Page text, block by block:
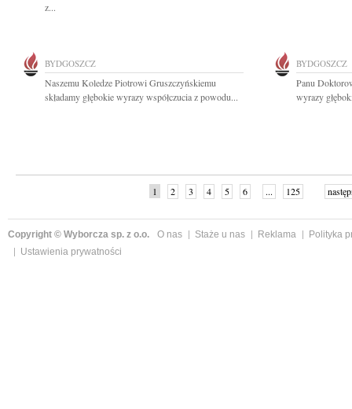
z...
BYDGOSZCZ
Naszemu Koledze Piotrowi Gruszczyńskiemu
składamy głębokie wyrazy współczucia z powodu...
BYDGOSZCZ
Panu
wyrazy
1 2 3 4 5 6 ... 125
Copyright © Wyborcza sp. z o.o. O nas Staże u nas Reklama
Polityka
Ustawienia prywatności